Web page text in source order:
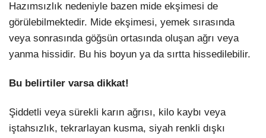
Hazımsızlık nedeniyle bazen mide ekşimesi de
görülebilmektedir. Mide ekşimesi, yemek sırasında
veya sonrasında göğsün ortasında oluşan ağrı veya
yanma hissidir. Bu his boyun ya da sırtta hissedilebilir.
Bu belirtiler varsa dikkat!
Şiddetli veya sürekli karın ağrısı, kilo kaybı veya
iştahsızlık, tekrarlayan kusma, siyah renkli dışkı